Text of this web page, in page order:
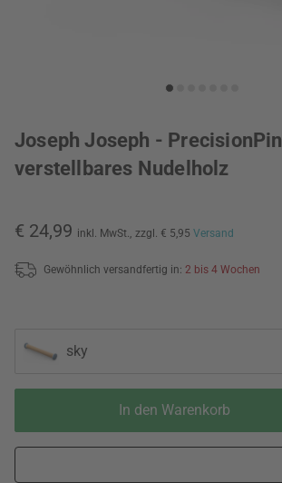
Joseph Joseph - PrecisionPin
verstellbares Nudelholz
€ 24,99 inkl. MwSt., zzgl. € 5,95 Versand
Gewöhnlich versandfertig in: 2 bis 4 Wochen
sky
In den Warenkorb